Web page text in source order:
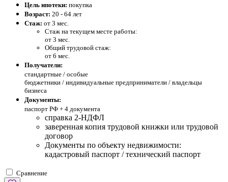
Цель ипотеки: покупка
Возраст: 20 - 64 лет
Стаж: от 3 мес.
Стаж на текущем месте работы:
от 3 мес.
Общий трудовой стаж:
от 6 мес.
Получатели:
стандартные / особые
бюджетники / индивидуальные предприниматели / владельцы
бизнеса
Документы:
паспорт РФ + 4 документа
справка 2-НДФЛ
заверенная копия трудовой книжки или трудовой
договор
Документы по объекту недвижимости:
кадастровый паспорт / технический паспорт
Сравнение